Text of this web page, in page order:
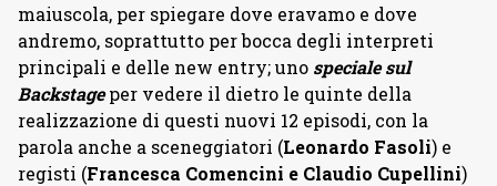
maiuscola, per spiegare dove eravamo e dove
andremo, soprattutto per bocca degli interpreti
principali e delle new entry; uno speciale sul
Backstageper vedere il dietro le quinte della
realizzazione di questi nuovi 12 episodi, con la
parola anche a sceneggiatori (Leonardo Fasoli) e
registi (Francesca Comencini e Claudio Cupellini)